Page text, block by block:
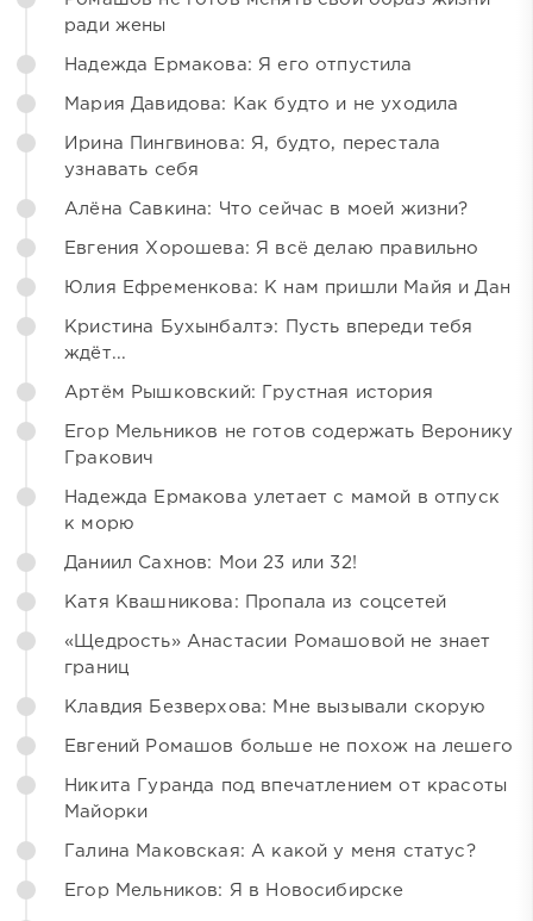
ради жены
Надежда Ермакова: Я его отпустила
Мария Давидова: Как будто и не уходила
Ирина Пингвинова: Я, будто, перестала
узнавать себя
Алёна Савкина: Что сейчас в моей жизни?
Евгения Хорошева: Я всё делаю правильно
Юлия Ефременкова: К нам пришли Майя и Дан
Кристина Бухынбалтэ: Пусть впереди тебя
ждёт...
Артём Рышковский: Грустная история
Егор Мельников не готов содержать Веронику
Гракович
Надежда Ермакова улетает с мамой в отпуск
к морю
Даниил Сахнов: Мои 23 или 32!
Катя Квашникова: Пропала из соцсетей
«Щедрость» Анастасии Ромашовой не знает
границ
Клавдия Безверхова: Мне вызывали скорую
Евгений Ромашов больше не похож на лешего
Никита Гуранда под впечатлением от красоты
Майорки
Галина Маковская: А какой у меня статус?
Егор Мельников: Я в Новосибирске